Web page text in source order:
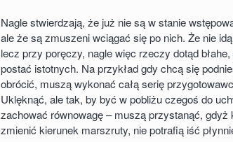
Nagle stwierdzają, że już nie są w stanie
ale że są zmuszeni wciągać się po nich. Że nie
lecz przy poręczy, nagle więc rzeczy dotąd
postać istotnych. Na przykład gdy chcą się
obrócić, muszą wykonać całą serię
Uklęknąć, ale tak, by być w pobliżu czegoś do
zachować równowagę – muszą przystanąć, gdyż
zmienić kierunek marszruty, nie potrafią iść